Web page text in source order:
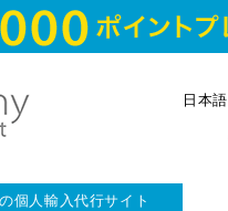
日本語
個人輸入代行サイト